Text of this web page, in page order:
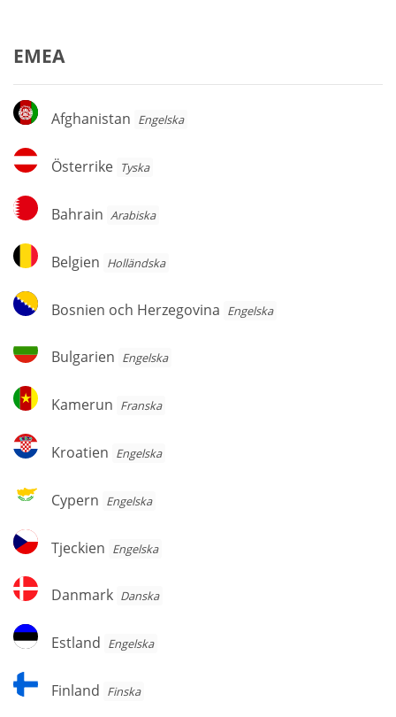
EMEA
Afghanistan
Afghanistan Engelska
Österrike
Österrike Tyska
Bahrain
Bahrain Arabiska
Belgien
Belgien Holländska
Bosnien
och
Bosnien och Herzegovina Engelska
Bulgarien
Bulgarien Engelska
Kamerun
Kamerun Franska
Kroatien
Kroatien Engelska
Cypern
Cypern Engelska
Tjeckien
Tjeckien Engelska
Danmark
Danmark Danska
Estland
Estland Engelska
Finland
Finland Finska